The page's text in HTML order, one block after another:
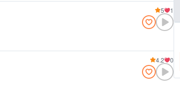
5 1
4.2 0